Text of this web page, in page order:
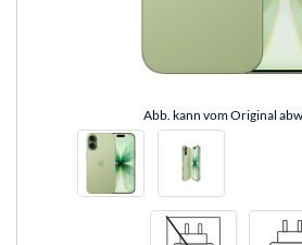
Abb. kann vom Original